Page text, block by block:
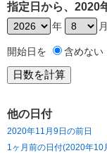
指定日から、2020
年 月
開始日を 含めない
他の日付
2020年11月9日の前日
1ヶ月前の日付(2020年10